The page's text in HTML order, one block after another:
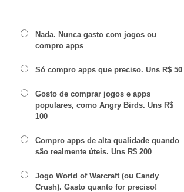
Nada. Nunca gasto com jogos ou
compro apps
Só compro apps que preciso. Uns R$ 50
Gosto de comprar jogos e apps
populares, como Angry Birds. Uns R$
100
Compro apps de alta qualidade quando
são realmente úteis. Uns R$ 200
Jogo World of Warcraft (ou Candy
Crush). Gasto quanto for preciso!